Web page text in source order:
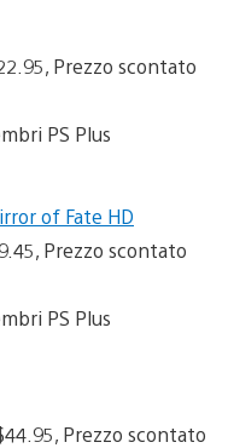
Prezzo scontato
PS Plus
of Fate HD
Prezzo scontato
PS Plus
Prezzo scontato